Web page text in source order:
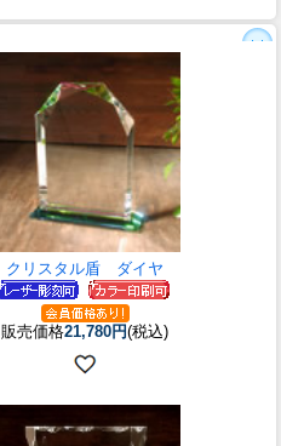
クリスタル盾 ダイヤ
販売価格21,780円(税込)